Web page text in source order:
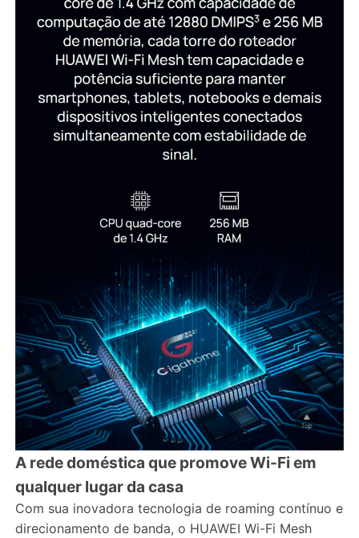
A rede doméstica que promove Wi-Fi em
qualquer lugar da casa
Com sua inovadora tecnologia de roaming contínuo e
direcionamento de banda, o HUAWEI Wi-Fi Mesh